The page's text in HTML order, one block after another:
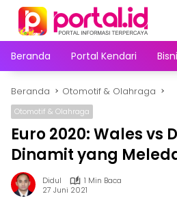
Langsung
konten
Beranda
Portal Kendari
Beranda Otomotif & Olahraga
Otomotif & Olahraga
Euro 2020: Wales vs
Dinamit yang
Didul
1 Min Baca
27 Juni 2021